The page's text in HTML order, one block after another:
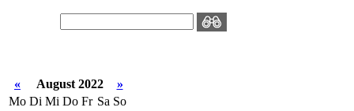
« August 2022
»
Mo Di Mi Do Fr Sa So